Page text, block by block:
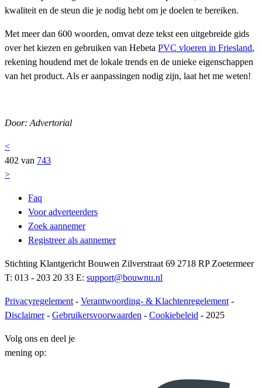
kwaliteit en de steun die je nodig hebt om je doelen te bereiken.
Met meer dan 600 woorden, omvat deze tekst een uitgebreide gids
over het kiezen en gebruiken van Hebeta PVC vloeren in Friesland,
rekening houdend met de lokale trends en de unieke eigenschappen
van het product. Als er aanpassingen nodig zijn, laat het me weten!
Door: Advertorial
<
402 van 743
>
Faq
Voor adverteerders
Zoek aannemer
Registreer als aannemer
Stichting Klantgericht Bouwen Zilverstraat 69 2718 RP Zoetermeer
T: 013 - 203 20 33 E: support@bouwnu.nl
Privacyregelement - Verantwoording- & Klachtenregelement -
Disclaimer- Gebruikersvoorwaarden - Cookiebeleid - 2025
Volg ons en deel je
mening op: